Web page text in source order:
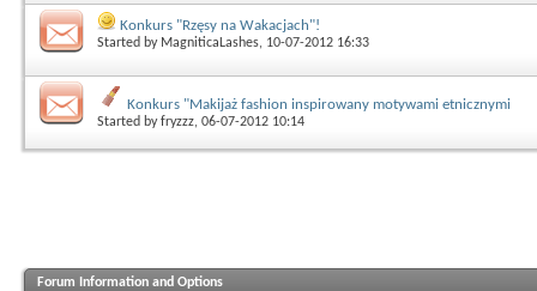
Konkurs "Rzęsy na Wakacjach"!
Started by MagniticaLashes, 10-07-2012 16:33
Konkurs "Makijaż fashion inspirowany motywami etnicznymi
Started byfryzzz, 06-07-2012 10:14
Forum Information and Options